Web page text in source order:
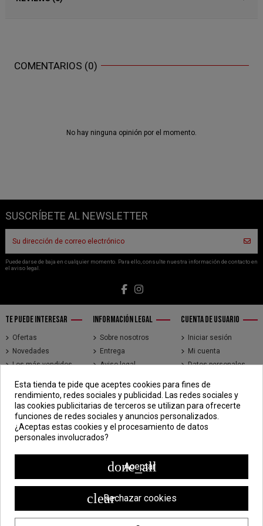
COMENTARIOS (0)
No hay ninguna opinión por el momento.
SUSCRÍBETE AL NEWSLETTER
Puede darse de baja en cualquier momento. Para ello, consulte nuestra información de contacto en
el aviso legal.
TE PUEDE INTERESAR
Ofertas
Novedades
Los más vendidos
INFORMACIÓN LEGAL
Sobre nosotros
Entrega
Aviso legal
condiciones de uso
Pago seguro
CUENTA DE USUARIO
Iniciar sesión
Mi cuenta
Datos personales
Direcciones
Seguimiento de
pedidos de clientes
invitados
CONTÁCTENOS
CDV - Componentes Diesel Vidal
998 304 695 | 988 338 835
Esta tienda te pide que aceptes cookies para fines de
rendimiento, redes sociales y publicidad. Las redes sociales y
las cookies publicitarias de terceros se utilizan para ofrecerte
funciones de redes sociales y anuncios personalizados.
¿Aceptas estas cookies y el procesamiento de datos
personales involucrados?
done_all
Aceptar
clearRechazar cookies